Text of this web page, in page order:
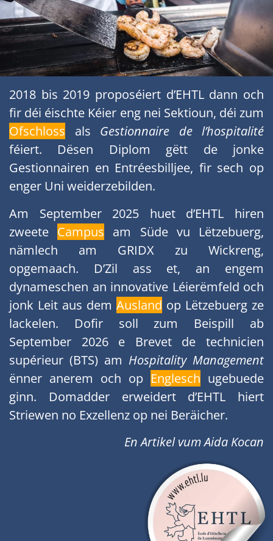
2018 bis 2019 proposéiert d’EHTL dann och
fir déi éischte Kéier eng nei Sektioun, déi zum
Ofschloss als Gestionnaire de l’hospitalité
féiert. Dësen Diplom gëtt de jonke
Gestionnairen en Entréesbilljee, fir sech op
enger Uni weiderzebilden.
Am September 2025 huet d’EHTL hiren
zweete Campus am Süde vu Lëtzebuerg,
nämlech am GRIDX zu Wickreng,
opgemaach. D’Zil ass et, an engem
dynameschen an innovative Léierëmfeld och
jonk Leit aus dem Ausland op Lëtzebuerg ze
lackelen. Dofir soll zum Beispill ab
September 2026 e Brevet de technicien
supérieur (BTS) am Hospitality Management
ënner anerem och op Englesch ugebuede
ginn. Domadder erweidert d’EHTL hiert
Striewen no Exzellenz op nei Beräicher.
En Artikel vum Aida Kocan